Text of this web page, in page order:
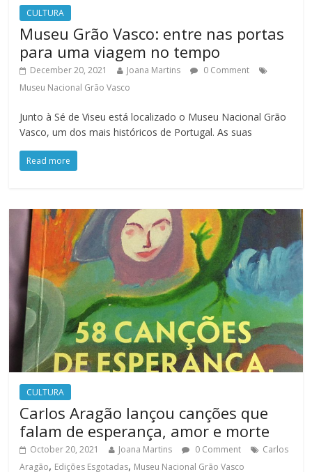
CULTURA
Museu Grão Vasco: entre nas portas
para uma viagem no tempo
December 20, 2021 Joana Martins
0 Comment
Museu Nacional Grão Vasco
Junto à Sé de Viseu está localizado o Museu Nacional Grão
Vasco, um dos mais históricos de Portugal. As suas
Read more
CULTURA
Carlos Aragão lançou canções que
falam de esperança, amor e morte
October 20, 2021 Joana Martins 0 Comment
Carlos
Aragão, Edições Esgotadas, Museu Nacional Grão Vasco